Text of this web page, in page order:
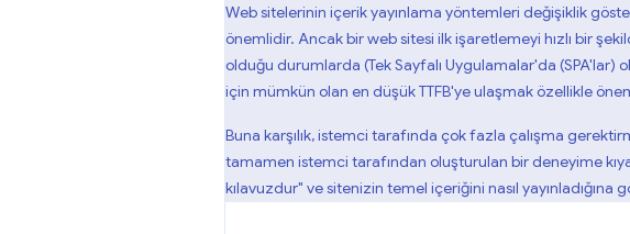
Web sitelerinin içerik yayınlama yöntemleri değişiklik
önemlidir. Ancak bir web sitesi ilk işaretlemeyi hızlı bir
olduğu durumlarda (Tek Sayfalı Uygulamalar'da
için mümkün olan en düşük TTFB'ye ulaşmak özellikle
Buna karşılık, istemci tarafında çok fazla çalışma
tamamen istemci tarafından oluşturulan bir deneyime
kılavuzdur" ve sitenizin temel içeriğini nasıl